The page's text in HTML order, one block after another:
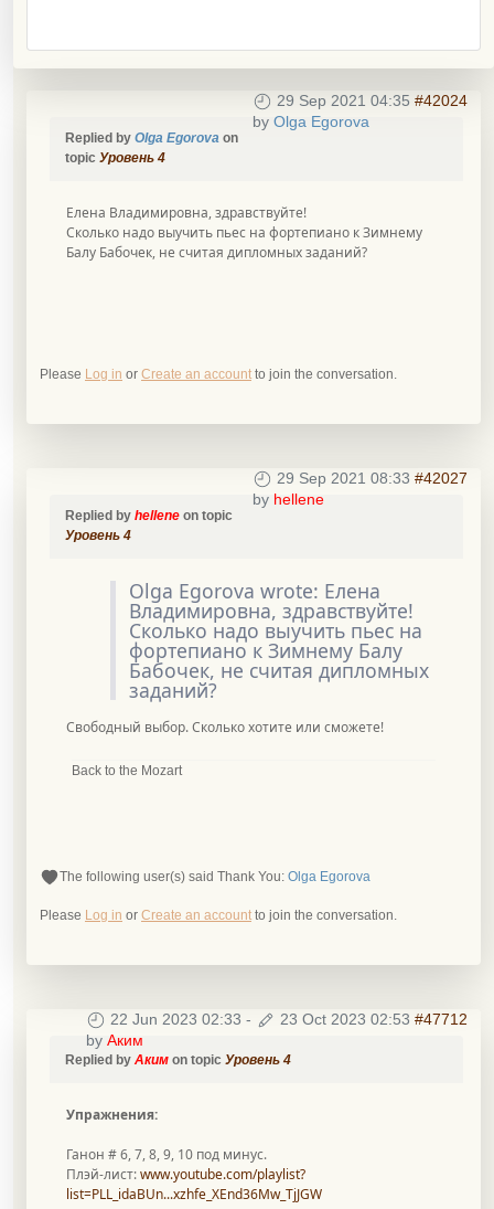
29 Sep 2021 04:35 #42024
by Olga Egorova
Replied by Olga Egorova on
topic Уровень 4
Елена Владимировна, здравствуйте!
Сколько надо выучить пьес на фортепиано к Зимнему
Балу Бабочек, не считая дипломных заданий?
Please Log in or Create an account to join the conversation.
29 Sep 2021 08:33 #42027
by hellene
Replied by hellene on topic
Уровень 4
Olga Egorova wrote: Елена
Владимировна, здравствуйте!
Сколько надо выучить пьес на
фортепиано к Зимнему Балу
Бабочек, не считая дипломных
заданий?
Свободный выбор. Сколько хотите или сможете!
Back to the Mozart
The following user(s) said Thank You: Olga Egorova
Please Log in or Create an account to join the conversation.
22 Jun 2023 02:33 - 23 Oct 2023 02:53 #47712
by Аким
Replied by Аким on topic Уровень 4
Упражнения:
Ганон # 6, 7, 8, 9, 10 под минус.
Плэй-лист:www.youtube.com/playlist?
list=PLL_idaBUn...xzhfe_XEnd36Mw_TjJGW